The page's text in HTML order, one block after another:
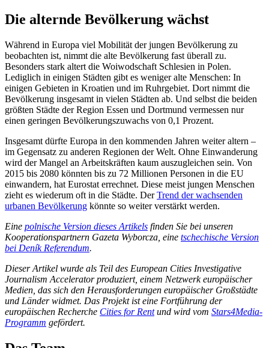
Die alternde Bevölkerung wächst
Während in Europa viel Mobilität der jungen Bevölkerung zu
beobachten ist, nimmt die alte Bevölkerung fast überall zu.
Besonders stark altert die Woiwodschaft Schlesien in Polen.
Lediglich in einigen Städten gibt es weniger alte Menschen: In
einigen Gebieten in Kroatien und im Ruhrgebiet. Dort nimmt die
Bevölkerung insgesamt in vielen Städten ab. Und selbst die beiden
größten Städte der Region Essen und Dortmund vermessen nur
einen geringen Bevölkerungszuwachs von 0,1 Prozent.
Insgesamt dürfte Europa in den kommenden Jahren weiter altern –
im Gegensatz zu anderen Regionen der Welt. Ohne Einwanderung
wird der Mangel an Arbeitskräften kaum auszugleichen sein. Von
2015 bis 2080 könnten bis zu 72 Millionen Personen in die EU
einwandern, hat Eurostat errechnet. Diese meist jungen Menschen
zieht es wiederum oft in die Städte. DerTrend der wachsenden
urbanen Bevölkerung könnte so weiter verstärkt werden.
Eine polnische Version dieses Artikels finden Sie bei unseren
Kooperationspartnern Gazeta Wyborcza, eine tschechische Version
bei Deník Referendum.
Dieser Artikel wurde als Teil des European Cities Investigative
Journalism Accelerator produziert, einem Netzwerk europäischer
Medien, das sich den Herausforderungen europäischer Großstädte
und Länder widmet. Das Projekt ist eine Fortführung der
europäischen Recherche Cities for Rentund wird vom Stars4Media-
Programm gefördert.